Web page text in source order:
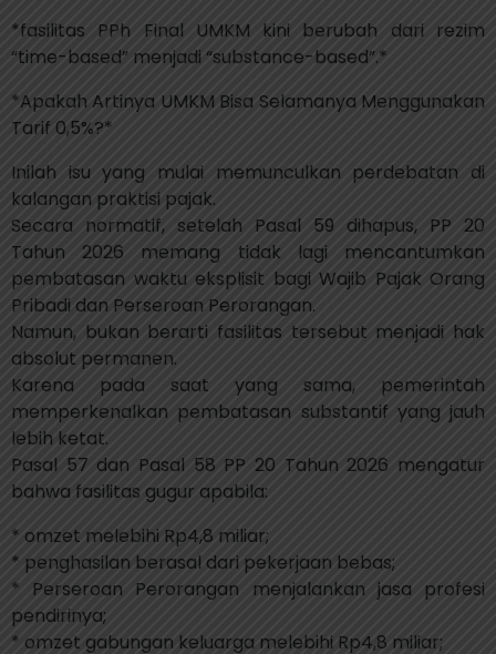
*fasilitas PPh Final UMKM kini berubah dari rezim
“time-based” menjadi “substance-based”.*
*Apakah Artinya UMKM Bisa Selamanya Menggunakan
Tarif 0,5%?*
Inilah isu yang mulai memunculkan perdebatan di
kalangan praktisi pajak.
Secara normatif, setelah Pasal 59 dihapus, PP 20
Tahun 2026 memang tidak lagi mencantumkan
pembatasan waktu eksplisit bagi Wajib Pajak Orang
Pribadi dan Perseroan Perorangan.
Namun, bukan berarti fasilitas tersebut menjadi hak
absolut permanen.
Karena pada saat yang sama, pemerintah
memperkenalkan pembatasan substantif yang jauh
lebih ketat.
Pasal 57 dan Pasal 58 PP 20 Tahun 2026 mengatur
bahwa fasilitas gugur apabila:
* omzet melebihi Rp4,8 miliar;
* penghasilan berasal dari pekerjaan bebas;
* Perseroan Perorangan menjalankan jasa profesi
pendirinya;
* omzet gabungan keluarga melebihi Rp4,8 miliar;